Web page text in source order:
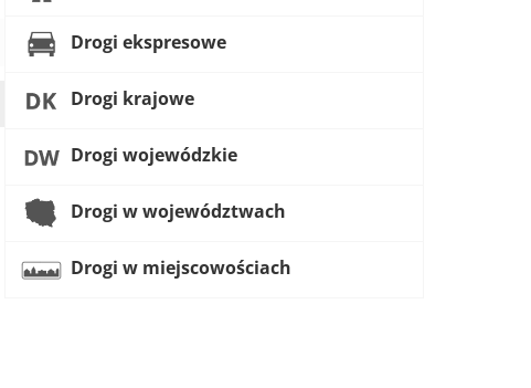
Drogi ekspresowe
Drogi krajowe
Drogi wojewódzkie
Drogi w województwach
Drogi w miejscowościach